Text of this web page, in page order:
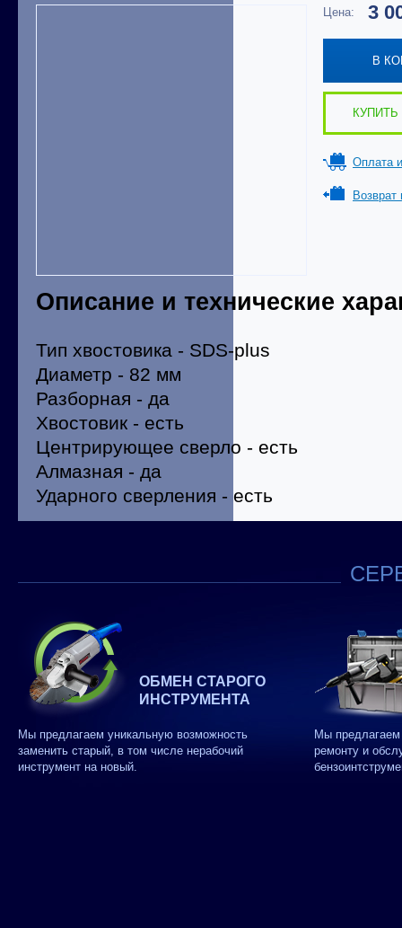
Цена: 3
В
КУПИТЬ
Оплата
Возврат
Описание и технические
Тип хвостовика - SDS-plus
Диаметр - 82 мм
Разборная - да
Хвостовик - есть
Центрирующее сверло - есть
Алмазная - да
Ударного сверления - есть
ОБМЕН СТАРОГО
ИНСТРУМЕНТА
Мы предлагаем уникальную возможность
заменить старый, в том числе нерабочий
инструмент на новый.
Мы
ремонту и